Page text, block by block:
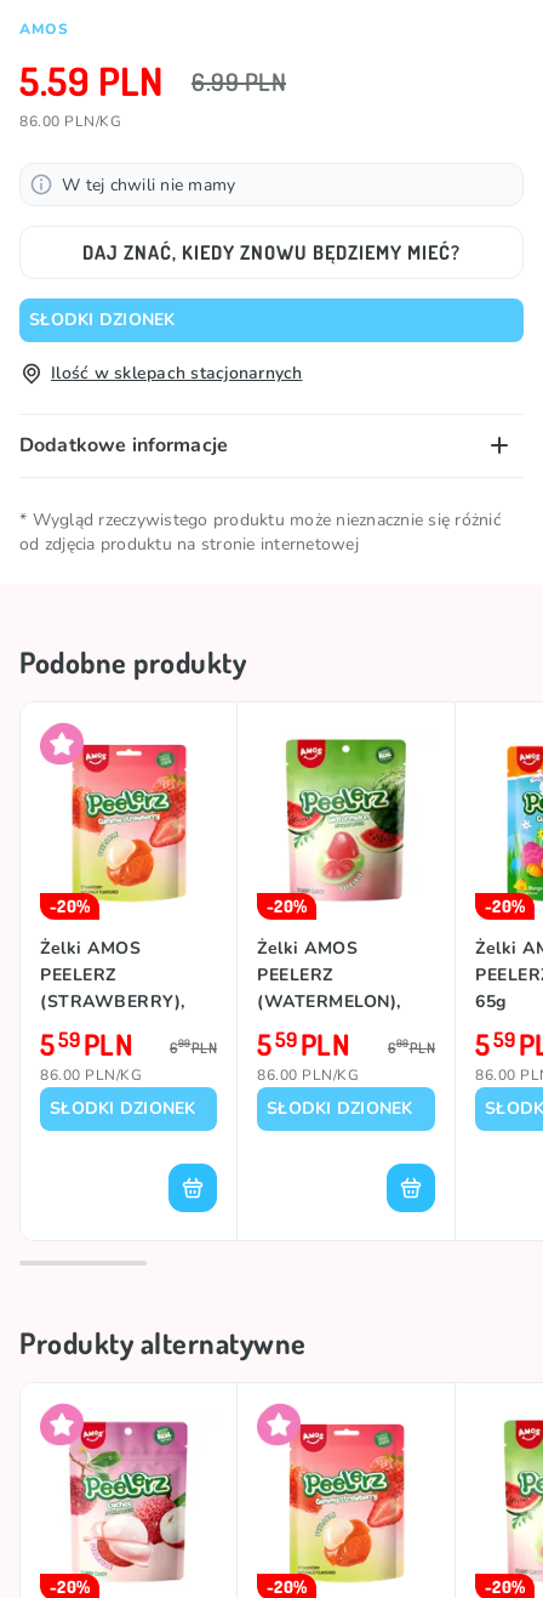
AMOS
5.59 PLN 6.99 PLN
86.00 PLN/KG
W tej chwili nie mamy
DAJ ZNAĆ, KIEDY ZNOWU BĘDZIEMY MIEĆ?
SŁODKI DZIONEK
Ilość w sklepach stacjonarnych
Dodatkowe informacje
Ilość netto 0.065 KG
Kolekcje 🥢 Produkty azjatyckie
Kraj pochodzenia
Marka
Kolekcje 🍭 Słodki dzionek
#trend PEELABLE CANDY
* Wygląd rzeczywistego produktu może nieznacznie się różnić
od zdjęcia produktu na stronie internetowej
Podobne produkty
-20%
SŁODKI DZIONEK
Żelki AMOS
PEELERZ
(STRAWBERRY),
65g
559PLN 699PLN
86.00 PLN/KG
-20%
SŁODKI DZIONEK
Żelki AMOS
PEELERZ
(WATERMELON),
65g
559PLN 699PLN
86.00 PLN/KG
-20%
Żelki
65g
559
86.00
Produkty alternatywne
-20% -20% -20%